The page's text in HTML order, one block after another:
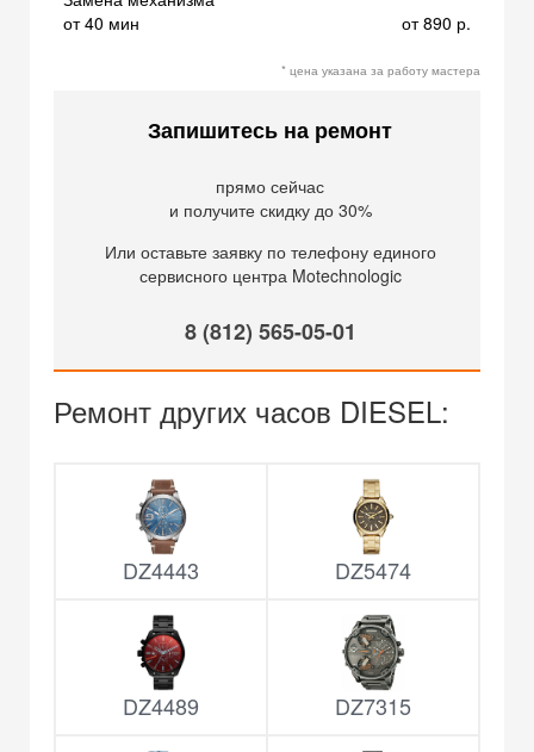
от 40 мин
от 890 р.
* цена указана за работу мастера
Запишитесь на ремонт
прямо сейчас
и получите скидку до 30%
Или оставьте заявку по телефону единого
сервисного центра Motechnologic
8 (812) 565-05-01
Ремонт других часов DIESEL:
DZ4443 DZ5474
DZ4489 DZ7315